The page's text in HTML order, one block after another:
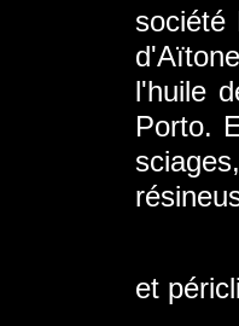
société
l'huile
Porto.
et